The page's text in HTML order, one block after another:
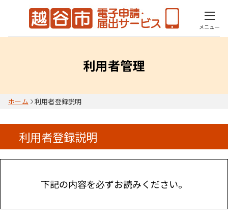
メニュー
利用者管理
ホーム 利用者登録説明
利用者登録説明
下記の内容を必ずお読みください。